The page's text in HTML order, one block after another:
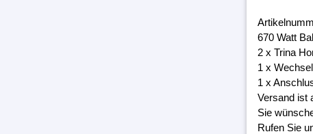
670 Watt
2 x Trina
1 x
1 x
Versand ist
Sie
Rufen Sie